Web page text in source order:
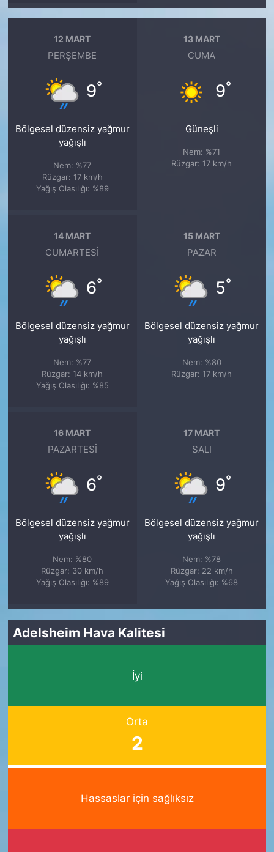
12 MART
PERŞEMBE
9°
Bölgesel düzensiz yağmur
yağışlı
Nem: %77
Rüzgar: 17 km/h
Yağış Olasılığı: %89
13 MART
CUMA
9°
Güneşli
Nem: %71
Rüzgar: 17 km/h
14 MART
CUMARTESI
6°
Bölgesel düzensiz yağmur
yağışlı
Nem: %77
Rüzgar: 14 km/h
Yağış Olasılığı: %85
15 MART
PAZAR
5°
Bölgesel düzensiz yağmur
yağışlı
Nem: %80
Rüzgar: 17 km/h
16 MART
PAZARTESI
6°
Bölgesel düzensiz yağmur
yağışlı
Nem: %80
Rüzgar: 30 km/h
Yağış Olasılığı: %89
17 MART
SALI
9°
Bölgesel düzensiz yağmur
yağışlı
Nem: %78
Rüzgar: 22 km/h
Yağış Olasılığı: %68
Adelsheim Hava Kalitesi
İyi
Orta
2
Hassaslar için sağlıksız